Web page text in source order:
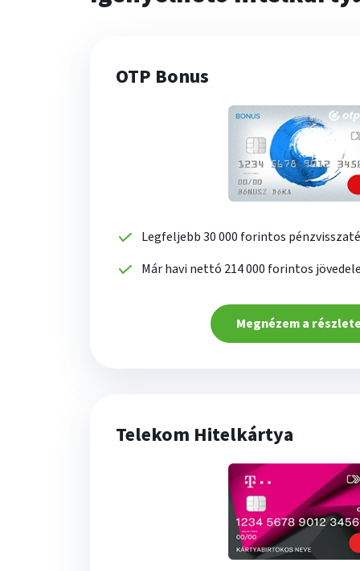
OTP Bonus
Legfeljebb 30 000 forintos
Már havi nettó 214 000 forintos
Megnézem a
Telekom Hitelkártya